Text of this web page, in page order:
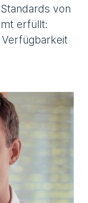
von
erfüllt: